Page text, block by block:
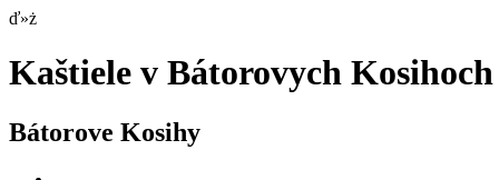
ď»ż
Kaštiele v Bátorovych Kosihoch
Bátorove Kosihy